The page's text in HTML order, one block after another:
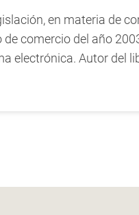
en materia de
comercio del año
electrónica. Autor del